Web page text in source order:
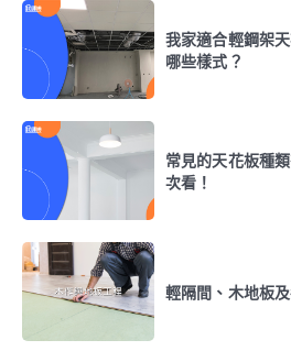
我家適合輕鋼架
哪些樣式？
常見的天花板種
次看！
輕隔間、木地板